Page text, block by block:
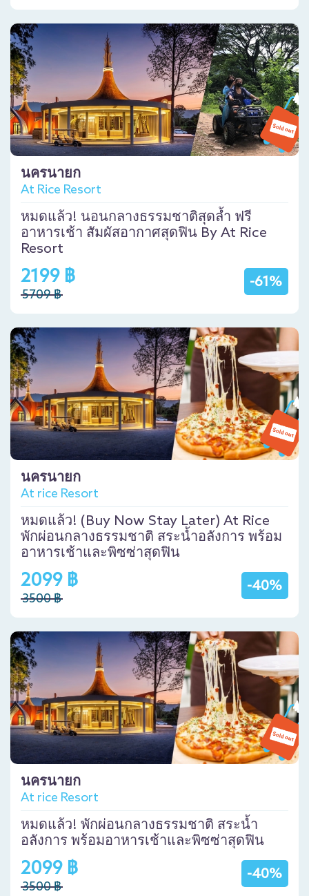
นครนายก
At Rice Resort
หมดแล้ว! นอนกลางธรรมชาติสุดล้ำ ฟรี
อาหารเช้า สัมผัสอากาศสุดฟิน By At Rice
Resort
-61%
2199 ฿
5709 ฿
นครนายก
At rice Resort
หมดแล้ว! (Buy Now Stay Later) At Rice
พักผ่อนกลางธรรมชาติ สระน้ำอลังการ พร้อม
อาหารเช้าและพิซซ่าสุดฟิน
-40%
2099 ฿
3500 ฿
นครนายก
At rice Resort
หมดแล้ว! พักผ่อนกลางธรรมชาติ สระน้ำ
อลังการ พร้อมอาหารเช้าและพิซซ่าสุดฟิน
-40%
2099 ฿
3500 ฿